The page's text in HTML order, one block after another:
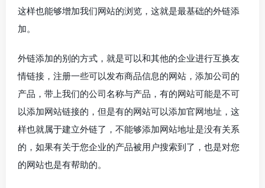
这样也能够增加我们网站的浏览，这就是最基础的外链添
加。
外链添加的别的方式，就是可以和其他的企业进行互换友
情链接，注册一些可以发布商品信息的网站，添加公司的
产品，带上我们的公司名称与产品，有的网站可能是不可
以添加网站链接的，但是有的网站可以添加官网地址，这
样也就属于建立外链了，不能够添加网站地址是没有关系
的，如果有关于您企业的产品被用户搜索到了，也是对您
的网站也是有帮助的。